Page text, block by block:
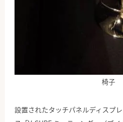
椅子
設置されたタッチパネルディスプ